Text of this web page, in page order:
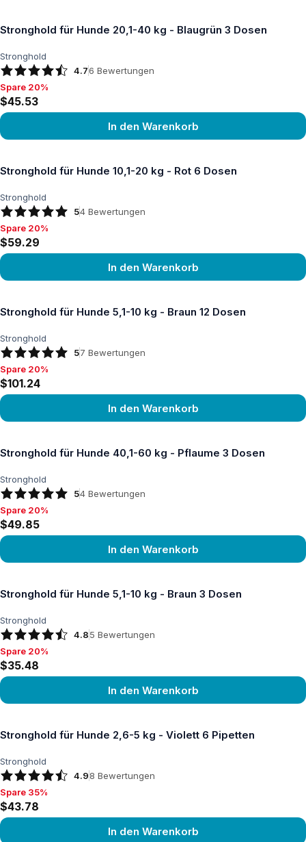
Stronghold für Hunde 20,1-40 kg - Blaugrün 3 Dosen
Stronghold
4.76 Bewertungen
Spare 20%, $45.53
Spare 20%
$45.53
In den Warenkorb
Stronghold für Hunde 10,1-20 kg - Rot 6 Dosen
Stronghold
54 Bewertungen
Spare 20%, $59.29
Spare 20%
$59.29
In den Warenkorb
Stronghold für Hunde 5,1-10 kg - Braun 12 Dosen
Stronghold
57 Bewertungen
Spare 20%, $101.24
Spare 20%
$101.24
In den Warenkorb
Stronghold für Hunde 40,1-60 kg - Pflaume 3 Dosen
Stronghold
54 Bewertungen
Spare 20%, $49.85
Spare 20%
$49.85
In den Warenkorb
Stronghold für Hunde 5,1-10 kg - Braun 3 Dosen
Stronghold
4.85 Bewertungen
Spare 20%, $35.48
Spare 20%
$35.48
In den Warenkorb
Stronghold für Hunde 2,6-5 kg - Violett 6 Pipetten
Stronghold
4.98 Bewertungen
Spare 35%, $43.78
Spare 35%
$43.78
In den Warenkorb